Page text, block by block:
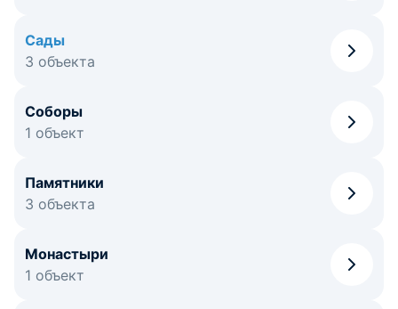
Сады
3 объекта
Соборы
1 объект
Памятники
3 объекта
Монастыри
1 объект